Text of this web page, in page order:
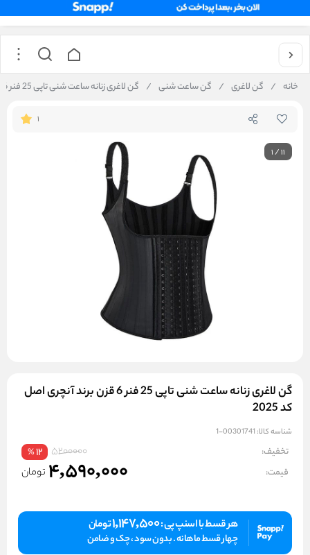
خانه / گن لاغری / گن ساعت شنی / گن لاغری زنانه ساعت شنی تاپی 25 فنر 6 قزن برند آنچری اصل کد 2025
1
1/11
گن لاغری زنانه ساعت شنی تاپی 25 فنر 6 قزن برند آنچری اصل
کد 2025
شناسه کالا: 00301741-1
تخفیف: 5200000
12
%
قیمت: 4,590,000 تومان
هر قسط با اسنپ پی :1,147,500تومان
چهار قسط ماهانه . بدون سود ، چک و ضامن